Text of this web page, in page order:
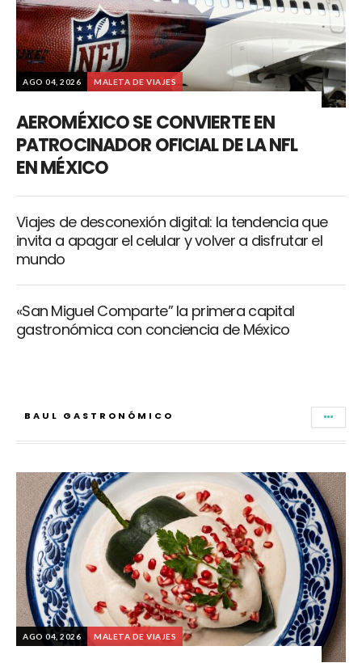
AGO 04, 2026 MALETA DE VIAJES
AEROMÉXICO SE CONVIERTE EN
PATROCINADOR OFICIAL DE LA NFL
EN MÉXICO
Viajes de desconexión digital: la tendencia que
invita a apagar el celular y volver a disfrutar el
mundo
«San Miguel Comparte” la primera capital
gastronómica con conciencia de México
BAUL GASTRONÓMICO
AGO 04, 2026 MALETA DE VIAJES